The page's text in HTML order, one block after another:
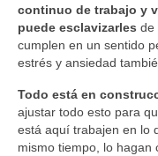
continuo de trabajo y
puede esclavizarles de
cumplen en un sentido
estrés y ansiedad
Todo está en
ajustar todo esto para
está aquí trabajen en lo
mismo tiempo, lo hagan